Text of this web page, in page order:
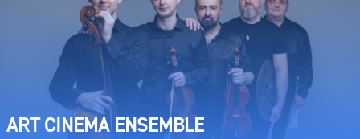
ART CINEMA ENSEMBLE